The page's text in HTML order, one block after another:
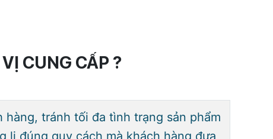
CUNG CẤP ?
tránh tối đa tình trạng sản phẩm
li đúng quy cách mà khách hàng đưa